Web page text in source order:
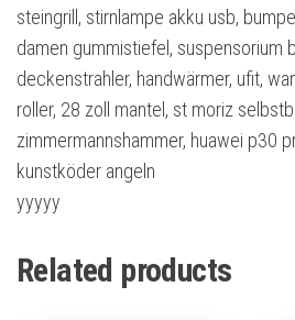
steingrill, stirnlampe akku usb,
damen gummistiefel, suspensorium
deckenstrahler, handwärmer, ufit,
roller, 28 zoll mantel, st moriz
zimmermannshammer, huawei p30
kunstköder angeln
yyyyy
Related products